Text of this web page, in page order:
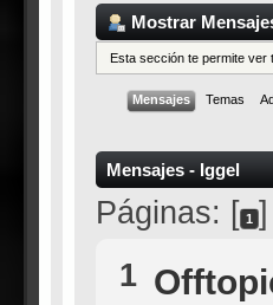
Mostrar
Esta sección te permite
Mensajes Temas
Mensajes - Iggel
Páginas: [ 1 ]
1